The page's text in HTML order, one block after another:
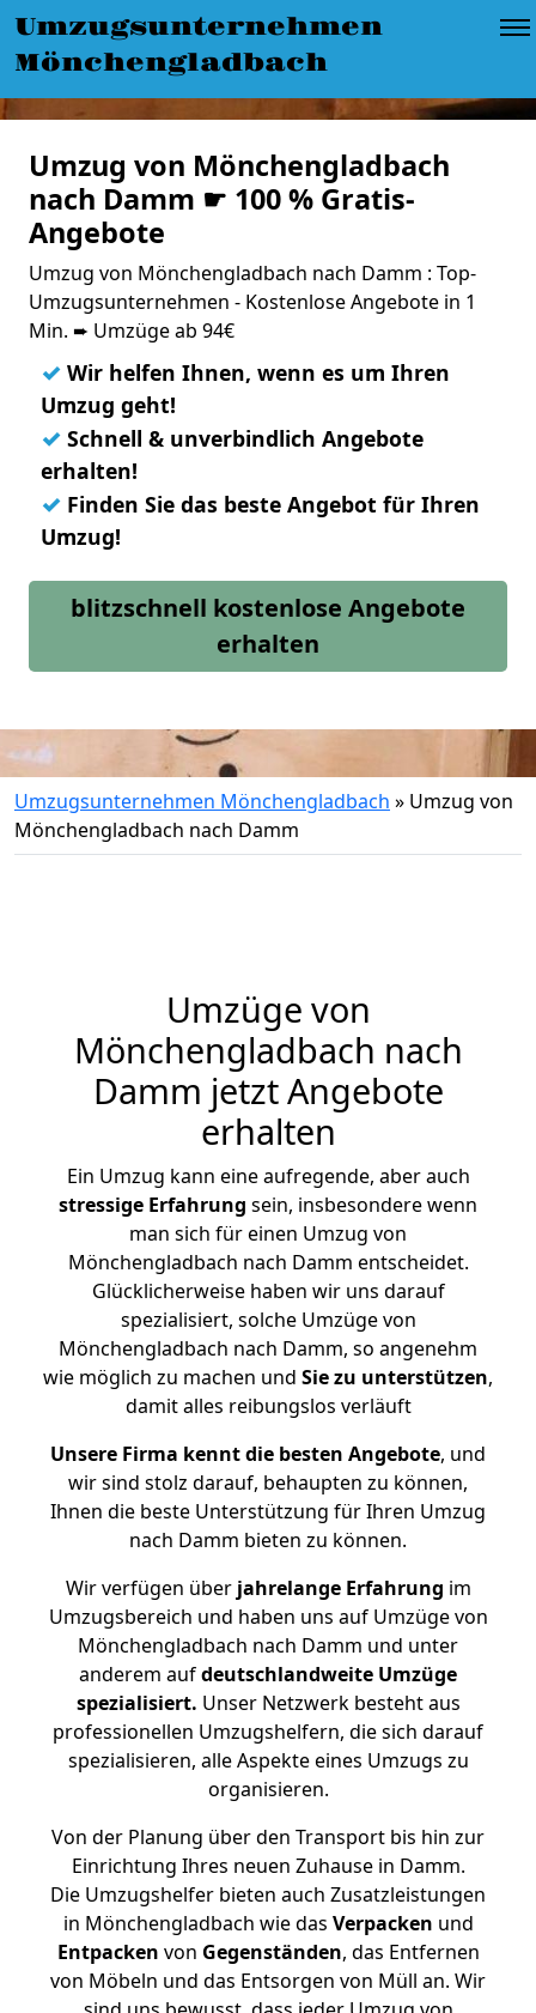
Umzugsunternehmen
Mönchengladbach
Umzug von Mönchengladbach
nach Damm ☛ 100 % Gratis-
Angebote
Umzug von Mönchengladbach nach Damm : Top-
Umzugsunternehmen - Kostenlose Angebote in 1
Min. ➨ Umzüge ab 94€
✓ Wir helfen Ihnen, wenn es um Ihren
Umzug geht!
✓ Schnell & unverbindlich Angebote
erhalten!
✓ Finden Sie das beste Angebot für Ihren
Umzug!
blitzschnell kostenlose Angebote
erhalten
Umzugsunternehmen Mönchengladbach » Umzug von
Mönchengladbach nach Damm
Umzüge von
Mönchengladbach nach
Damm jetzt Angebote
erhalten
Ein Umzug kann eine aufregende, aber auch
stressige Erfahrung sein, insbesondere wenn
man sich für einen Umzug von
Mönchengladbach nach Damm entscheidet.
Glücklicherweise haben wir uns darauf
spezialisiert, solche Umzüge von
Mönchengladbach nach Damm, so angenehm
wie möglich zu machen und Sie zu unterstützen,
damit alles reibungslos verläuft
Unsere Firma kennt die besten Angebote, und
wir sind stolz darauf, behaupten zu können,
Ihnen die beste Unterstützung für Ihren Umzug
nach Damm bieten zu können.
Wir verfügen überjahrelange Erfahrung im
Umzugsbereich und haben uns auf Umzüge von
Mönchengladbach nach Damm und unter
anderem aufdeutschlandweite Umzüge
spezialisiert. Unser Netzwerk besteht aus
professionellen Umzugshelfern, die sich darauf
spezialisieren, alle Aspekte eines Umzugs zu
organisieren.
Von der Planung über den Transport bis hin zur
Einrichtung Ihres neuen Zuhause in Damm.
Die Umzugshelfer bieten auch Zusatzleistungen
in Mönchengladbach wie das Verpacken und
Entpacken von Gegenständen, das Entfernen
von Möbeln und das Entsorgen von Müll an. Wir